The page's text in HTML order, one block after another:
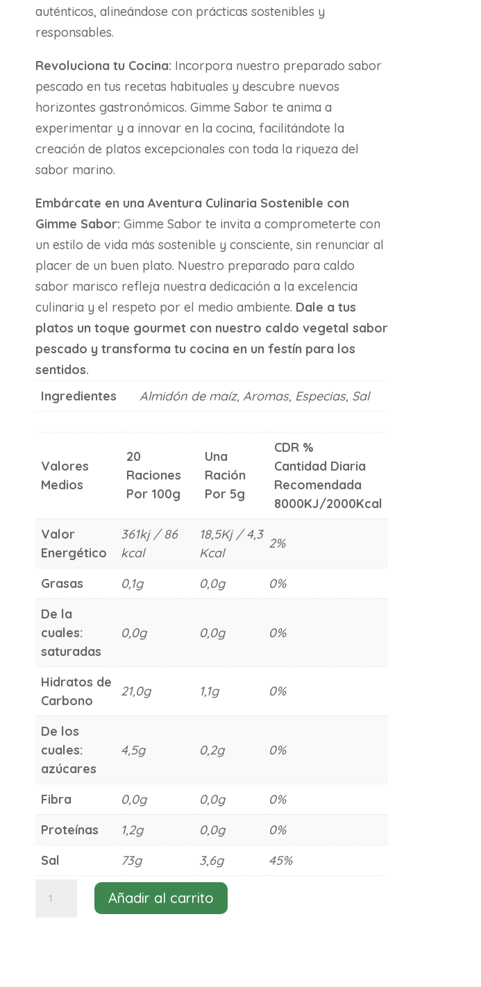
auténticos, alineándose con prácticas sostenibles y
responsables.
Revoluciona tu Cocina: Incorpora nuestro preparado sabor
pescado en tus recetas habituales y descubre nuevos
horizontes gastronómicos. Gimme Sabor te anima a
experimentar y a innovar en la cocina, facilitándote la
creación de platos excepcionales con toda la riqueza del
sabor marino.
Embárcate en una Aventura Culinaria Sostenible con
Gimme Sabor: Gimme Sabor te invita a comprometerte con
un estilo de vida más sostenible y consciente, sin renunciar al
placer de un buen plato. Nuestro preparado para caldo
sabor marisco refleja nuestra dedicación a la excelencia
culinaria y el respeto por el medio ambiente. Dale a tus
platos un toque gourmet con nuestro caldo vegetal sabor
pescado y transforma tu cocina en un festín para los
sentidos.
Ingredientes
Almidón de maíz, Aromas, Especias, Sal
Valores
Medios
20
Raciones
Por 100g
Una
Ración
Por 5g
CDR %
Cantidad Diaria
Recomendada
8000KJ/2000Kcal
Valor
Energético
361kj / 86
kcal
18,5Kj / 4,3
Kcal
2%
Grasas 0,1g 0,0g
0%
De la
cuales:
saturadas
0,0g 0,0g 0%
Hidratos de
Carbono
21,0g 1,1g 0%
De los
cuales:
azúcares
4,5g 0,2g 0%
Fibra 0,0g 0,0g
0%
Proteínas
1,2g 0,0g
0%
Sal
73g 3,6g
45%
Añadir al carrito